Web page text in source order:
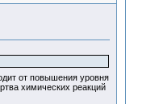
от повышения уровня
химических реакций